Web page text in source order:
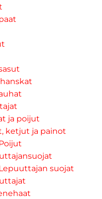
ja poijut
ketjut ja painot
suojat